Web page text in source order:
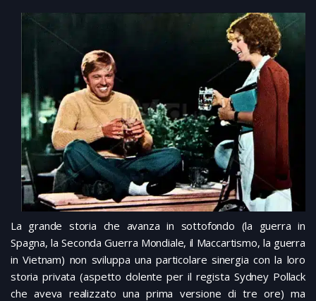
La grande storia che avanza in sottofondo (la guerra in
Spagna, la Seconda Guerra Mondiale, il Maccartismo, la guerra
in Vietnam) non sviluppa una particolare sinergia con la loro
storia privata (aspetto dolente per il regista Sydney Pollack
che aveva realizzato una prima versione di tre ore) ma